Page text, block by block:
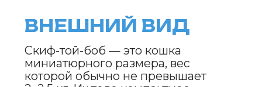
к новым условиям. Скиф-той-бобы
известны своей преданностью
и часто следуют за хозяевами